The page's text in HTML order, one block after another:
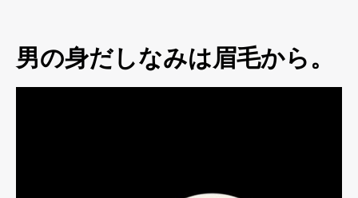
男の身だしなみは眉毛から。